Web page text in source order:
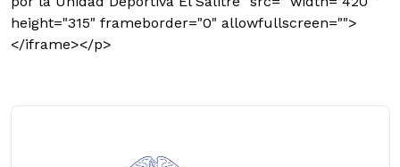
height="315" frameborder="0" allowfullscreen="">
</iframe></p>